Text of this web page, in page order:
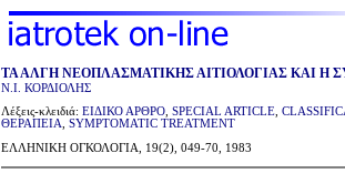
ΤΑ ΑΛΓΗ ΝΕΟΠΛΑΣΜΑΤΙΚΗΣ ΑΙΤΙΟΛΟΓΙΑΣ ΚΑΙ Η
Ν.Ι. ΚΟΡΔΙΟΛΗΣ
Λέξεις-κλειδιά: ΕΙΔΙΚΟ ΑΡΘΡΟ, SPECIAL ARTICLE,
ΘΕΡΑΠΕΙΑ, SYMPTOMATIC TREATMENT
ΕΛΛΗΝΙΚΗ ΟΓΚΟΛΟΓΙΑ, 19(2), 049-70, 1983